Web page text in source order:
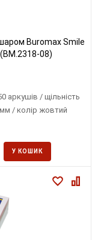
Buromax Smile
08)
аркушів / щільність
/ колір жовтий
У КОШИК